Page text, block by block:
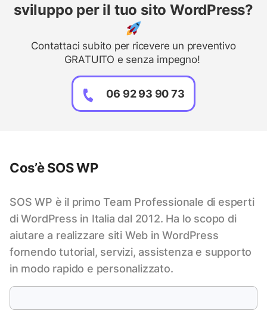
sviluppo per il tuo sito WordPress?
Contattaci subito per ricevere un preventivo
GRATUITO e senza impegno!
06 92 93 90 73
Cos’è SOS WP
SOS WP è il primo Team Professionale di esperti
di WordPress in Italia dal 2012. Ha lo scopo di
aiutare a realizzare siti Web in WordPress
fornendo tutorial, servizi, assistenza e supporto
in modo rapido e personalizzato.